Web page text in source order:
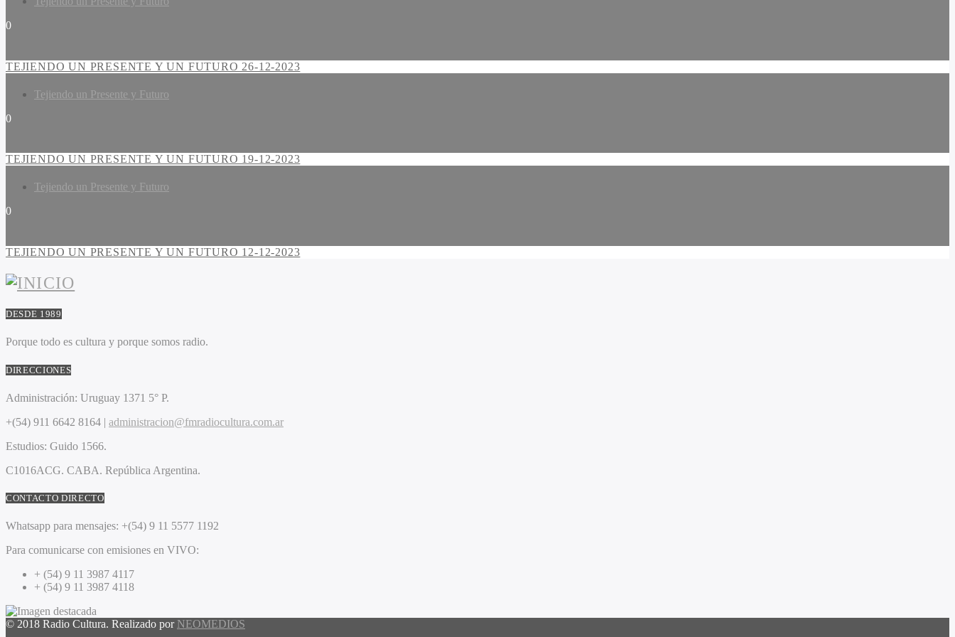
0
TEJIENDO UN PRESENTE Y UN FUTURO 26-12-2023
Tejiendo un Presente y Futuro
0
TEJIENDO UN PRESENTE Y UN FUTURO 19-12-2023
Tejiendo un Presente y Futuro
0
TEJIENDO UN PRESENTE Y UN FUTURO 12-12-2023
DESDE 1989
Porque todo es cultura y porque somos radio.
DIRECCIONES
Administración: Uruguay 1371 5° P.
+(54) 911 6642 8164 | administracion@fmradiocultura.com.ar
Estudios: Guido 1566.
C1016ACG. CABA. República Argentina.
CONTACTO DIRECTO
Whatsapp para mensajes: +(54) 9 11 5577 1192
Para comunicarse con emisiones en VIVO:
+ (54) 9 11 3987 4117
+ (54) 9 11 3987 4118
© 2018 Radio Cultura. Realizado por NEOMEDIOS